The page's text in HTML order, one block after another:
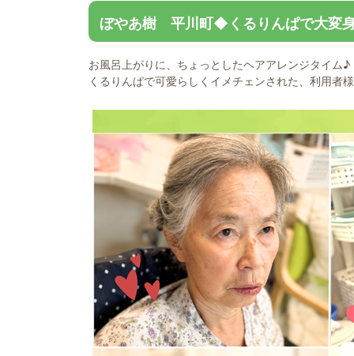
ぼやあ樹 平川町◆くるりんぱで大変
お風呂上がりに、ちょっとしたヘアアレンジタイム♪
くるりんぱで可愛らしくイメチェンされた、利用者